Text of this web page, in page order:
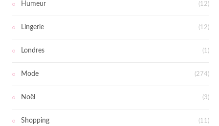
Humeur (12)
Lingerie (12)
Londres (1)
Mode (274)
Noël (3)
Shopping (11)